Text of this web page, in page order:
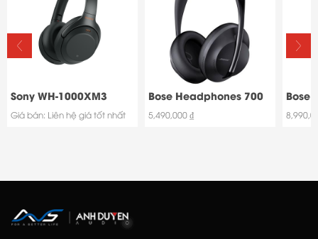
Sony WH-1000XM3
Giá bán: Liên hệ giá tốt nhất
Bose Headphones 700
5,490,000 ₫
Bose